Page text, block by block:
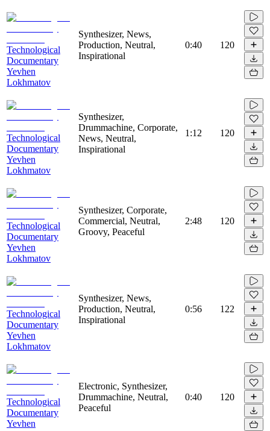
Technological
Documentary
Yevhen
Lokhmatov
Synthesizer, News,
Production, Neutral,
Inspirational
0:40 120
Technological
Documentary
Yevhen
Lokhmatov
Synthesizer,
Drummachine, Corporate,
News, Neutral,
Inspirational
1:12 120
Technological
Documentary
Yevhen
Lokhmatov
Synthesizer, Corporate,
Commercial, Neutral,
Groovy, Peaceful
2:48 120
Technological
Documentary
Yevhen
Lokhmatov
Synthesizer, News,
Production, Neutral,
Inspirational
0:56 122
Technological
Documentary
Yevhen
Electronic, Synthesizer,
Drummachine, Neutral,
Peaceful
0:40 120